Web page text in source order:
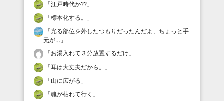
「江戸時代か⁇ 」
「標本化する。
」
「光る部位を外したつもりだったんだよ、ちょっと手
元が… 」
「お湯入れて３分放置するだけ 」
「耳は大丈夫だから。
」
「山に広がる 」
「魂が枯れて行く 」